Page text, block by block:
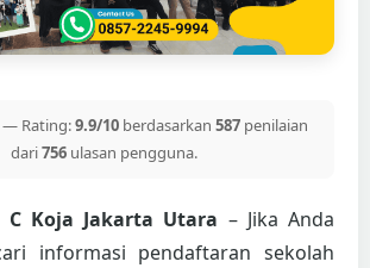
— Rating:9.9/10 berdasarkan 587 penilaian
dari756ulasan pengguna.
Koja Jakarta Utara – Jika Anda
informasi pendaftaran sekolah